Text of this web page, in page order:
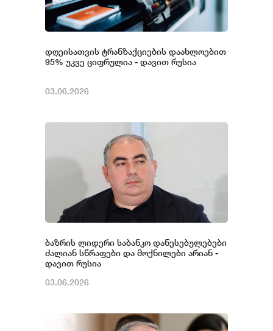
დღეისათვის ტრანზაქციების დაახლოებით
95% უკვე ციფრულია - დავით რუსია
03.06.2026
ბაზრის ლიდერი საბანკო დაწესებულებები
ძალიან სწრაფები და მოქნილები არიან -
დავით რუსია
03.06.2026